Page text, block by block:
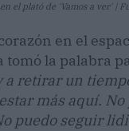
el plató de 'Vamos a ver' |
en el
la palabra
a retirar un
más aquí.
puedo seguir